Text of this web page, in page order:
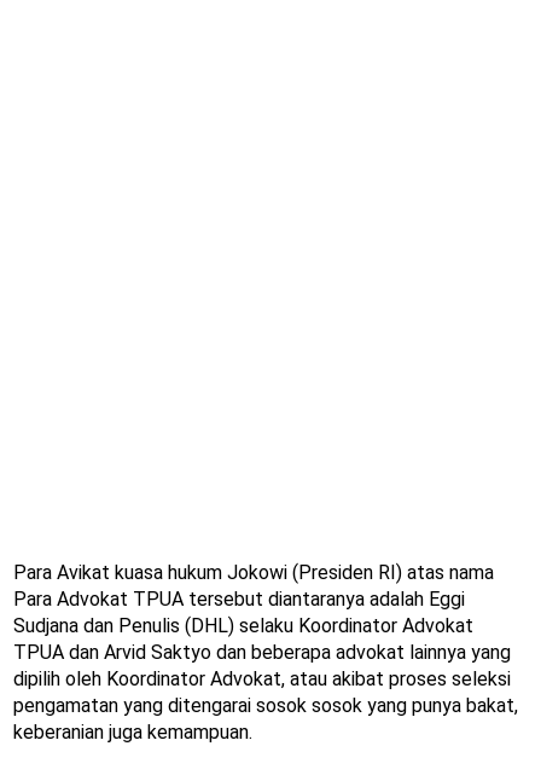
Para Avikat kuasa hukum Jokowi (Presiden RI) atas nama
Para Advokat TPUA tersebut diantaranya adalah Eggi
Sudjana dan Penulis (DHL) selaku Koordinator Advokat
TPUA dan Arvid Saktyo dan beberapa advokat lainnya yang
dipilih oleh Koordinator Advokat, atau akibat proses seleksi
pengamatan yang ditengarai sosok sosok yang punya bakat,
keberanian juga kemampuan.